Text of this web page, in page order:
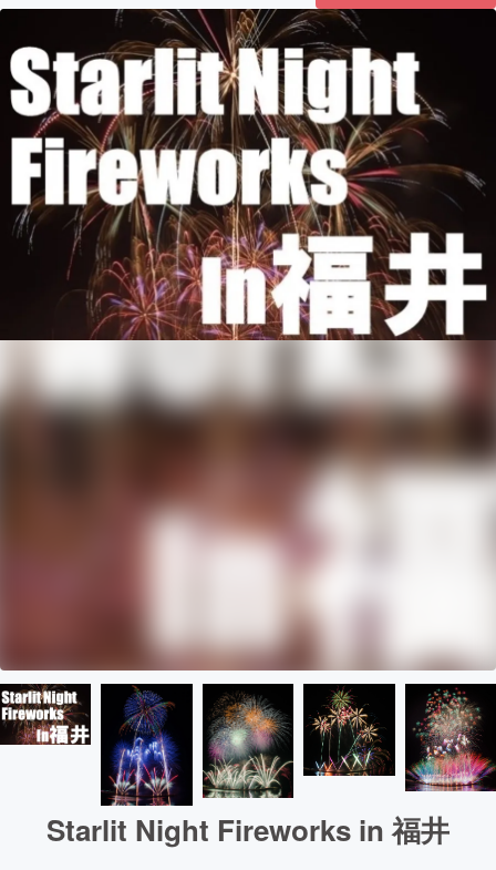
Starlit Night Fireworks in 福井